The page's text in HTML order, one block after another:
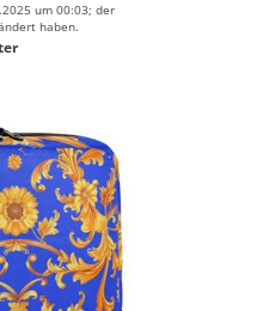
um 00:03; der
haben.